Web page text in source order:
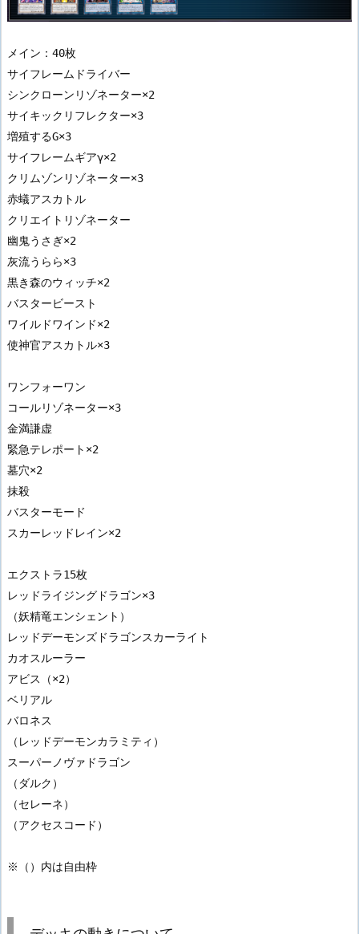
メイン：40枚
サイフレームドライバー
シンクローンリゾネーター×2
サイキックリフレクター×3
増殖するG×3
サイフレームギアγ×2
クリムゾンリゾネーター×3
赤蟻アスカトル
クリエイトリゾネーター
幽鬼うさぎ×2
灰流うらら×3
黒き森のウィッチ×2
バスタービースト
ワイルドワインド×2
使神官アスカトル×3
ワンフォーワン
コールリゾネーター×3
金満謙虚
緊急テレポート×2
墓穴×2
抹殺
バスターモード
スカーレッドレイン×2
エクストラ15枚
レッドライジングドラゴン×3
（妖精竜エンシェント）
レッドデーモンズドラゴンスカーライト
カオスルーラー
アビス（×2）
ベリアル
バロネス
（レッドデーモンカラミティ）
スーパーノヴァドラゴン
（ダルク）
（セレーネ）
（アクセスコード）